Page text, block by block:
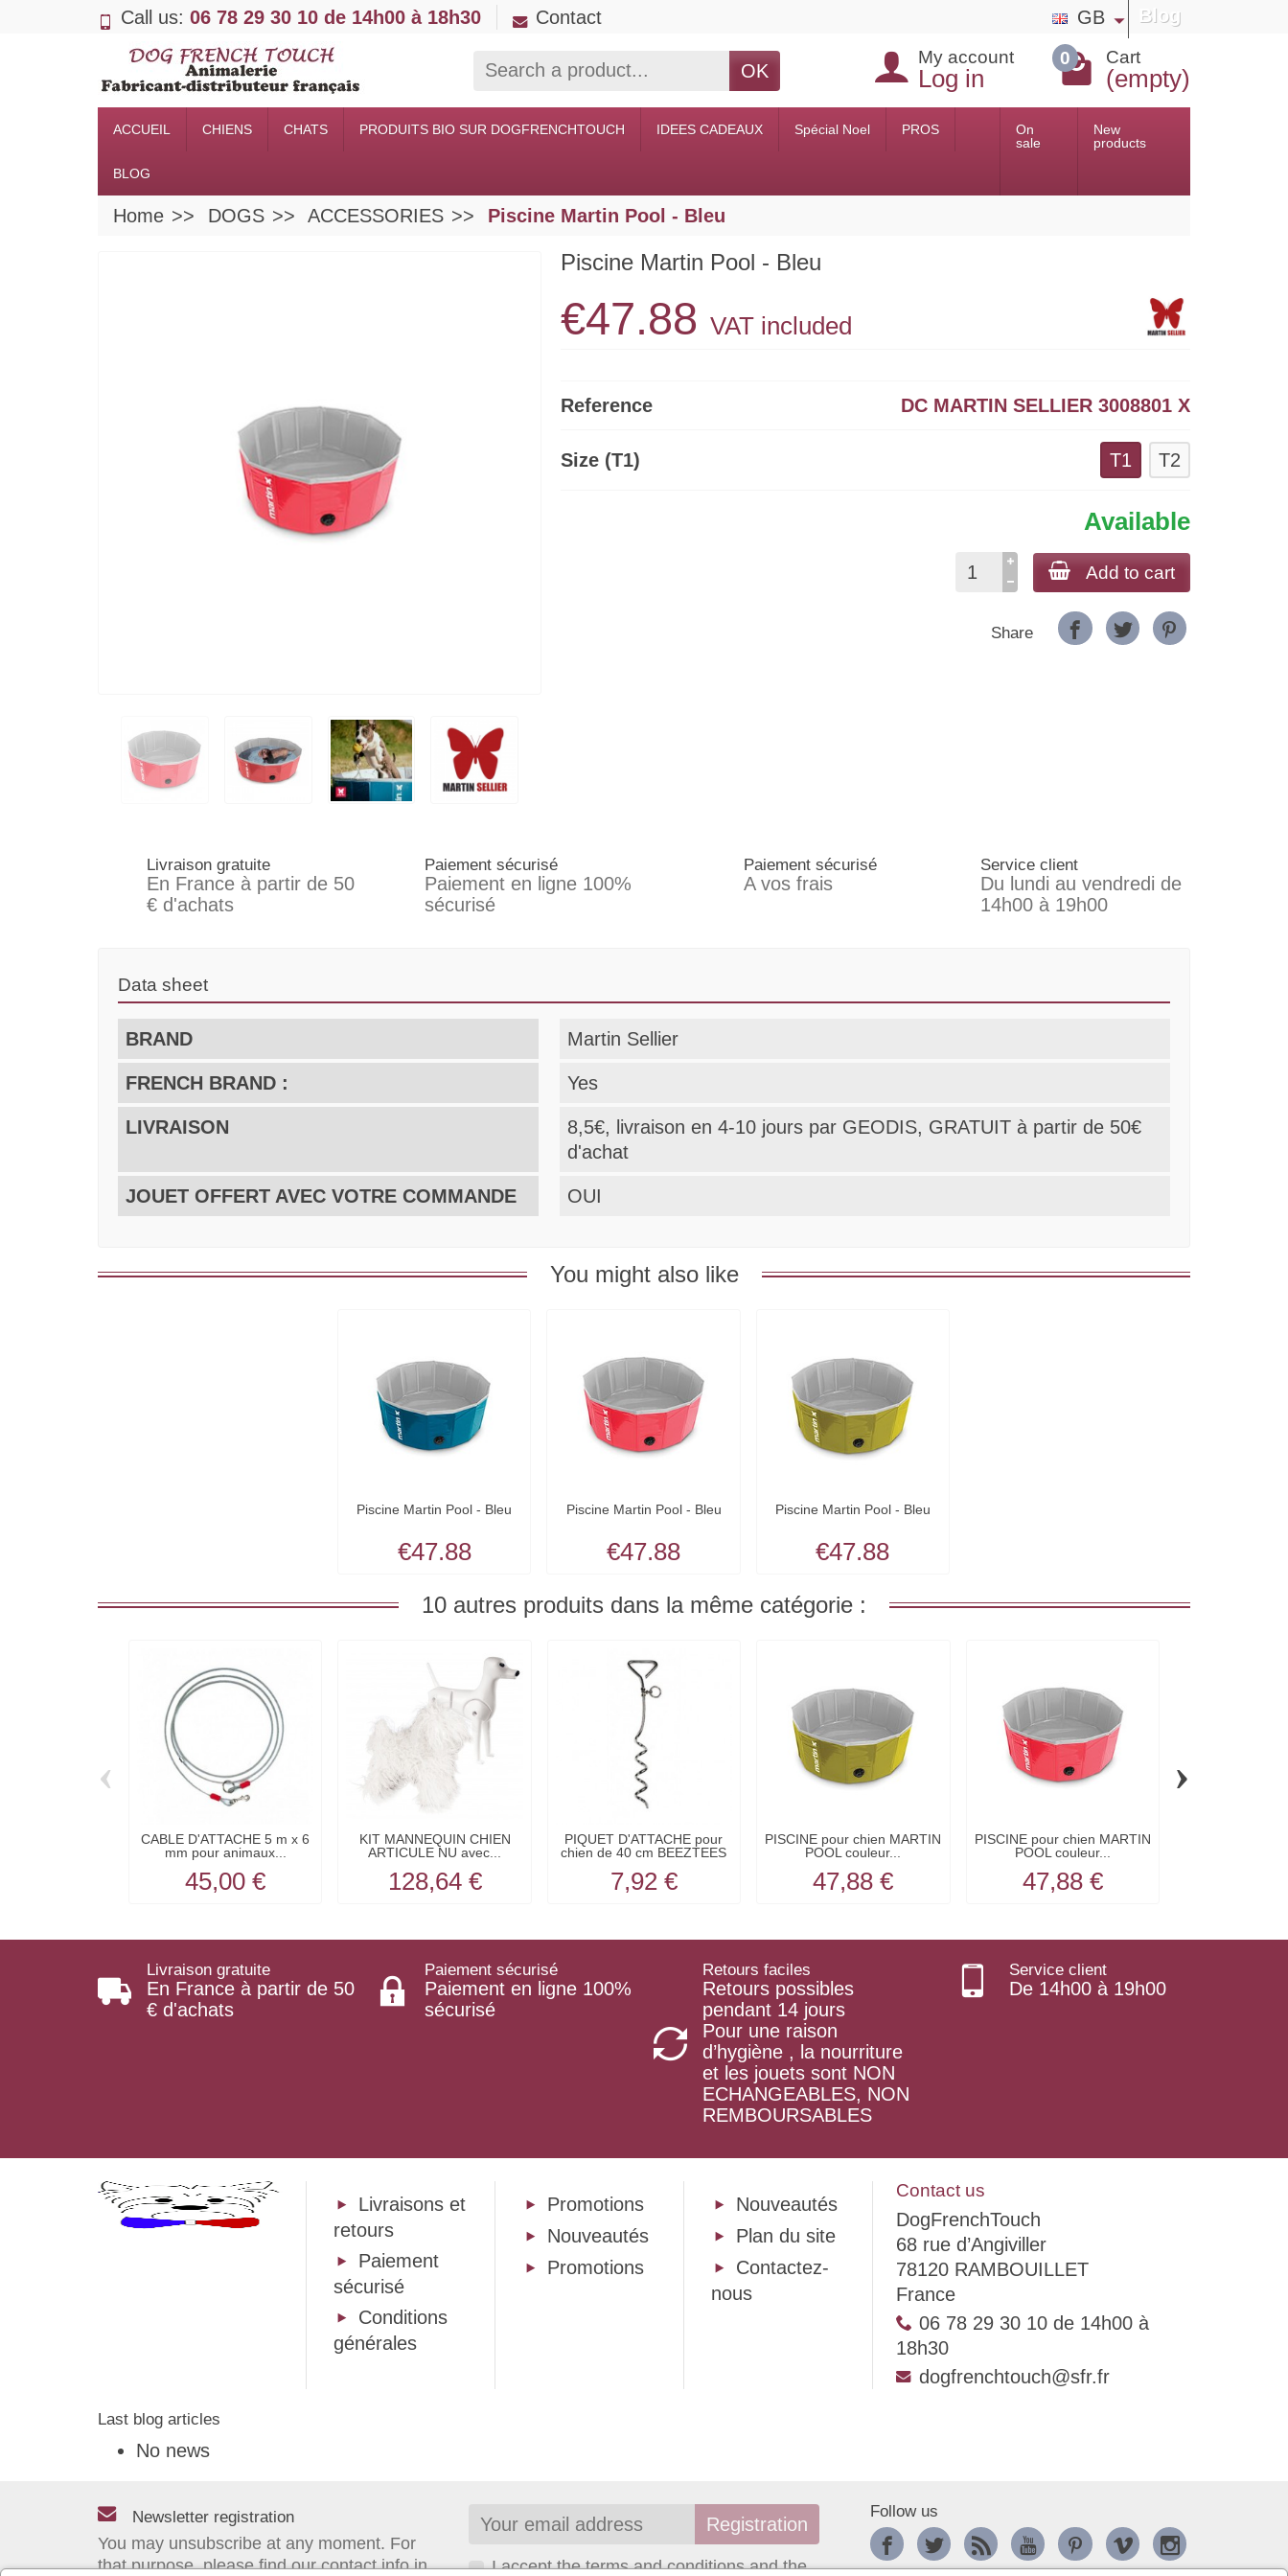
Call us: 06 78 29 30 10 de 14h00 à 18h30 Contact GB Blog
OK
My account
Log in
0 Cart
(empty)
ACCUEIL CHIENS CHATS PRODUITS BIO SUR DOGFRENCHTOUCH IDEES CADEAUX Spécial Noel PROS
BLOG
On
sale
New
products
Home DOGS ACCESSORIES Piscine Martin Pool - Bleu
Piscine Martin Pool - Bleu
€47.88VAT included
Reference DC MARTIN SELLIER 3008801 X
Size (T1) T1 T2
Available
Add to cart
Share
Livraison gratuite
En France à partir de 50
€ d'achats
Paiement sécurisé
Paiement en ligne 100%
sécurisé
Paiement sécurisé
A vos frais
Service client
Du lundi au vendredi de
14h00 à 19h00
Data sheet
BRAND Martin Sellier
FRENCH BRAND : Yes
LIVRAISON
8,5€, livraison en 4-10 jours par GEODIS, GRATUIT à partir de 50€
d'achat
JOUET OFFERT AVEC VOTRE COMMANDE OUI
You might also like
Piscine Martin Pool - Bleu
€47.88
Piscine Martin Pool - Bleu
€47.88
Piscine Martin Pool - Bleu
€47.88
10 autres produits dans la même catégorie :
CABLE D'ATTACHE 5 m x 6
mm pour animaux...
45,00 €
KIT MANNEQUIN CHIEN
ARTICULE NU avec...
128,64 €
PIQUET D'ATTACHE pour
chien de 40 cm BEEZTEES
7,92 €
PISCINE pour chien MARTIN
POOL couleur...
47,88 €
PISCINE pour chien MARTIN
POOL couleur...
47,88 €
‹ ›
Livraison gratuite
En France à partir de 50
€ d'achats
Paiement sécurisé
Paiement en ligne 100%
sécurisé
Retours faciles
Retours possibles
pendant 14 jours
Pour une raison
d’hygiène , la nourriture
et les jouets sont NON
ECHANGEABLES, NON
REMBOURSABLES
Service client
De 14h00 à 19h00
Livraisons et
retours
Paiement
sécurisé
Conditions
générales
Promotions
Nouveautés
Promotions
Nouveautés
Plan du site
Contactez-
nous
Contact us
DogFrenchTouch
68 rue d’Angiviller
78120 RAMBOUILLET
France
06 78 29 30 10 de 14h00 à
18h30
dogfrenchtouch@sfr.fr
Last blog articles
No news
Newsletter registration
You may unsubscribe at any moment. For
that purpose, please find our contact info in
I accept the terms and conditions and the
Follow us